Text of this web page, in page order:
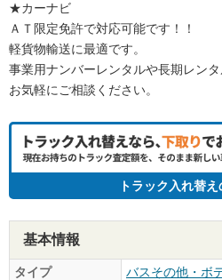
★カーナビ
ＡＴ限定免許で対応可能です！！
軽貨物輸送に最適です。
事業用ナンバーレンタルや長期レンタ
お気軽にご相談ください。
トラック入れ替
基本情報
タイプ
バスその他・ボ